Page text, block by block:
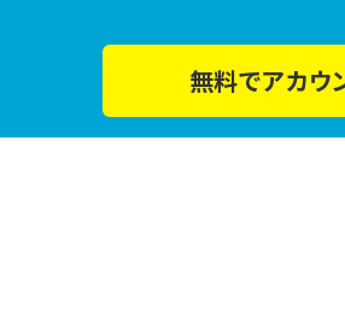
無料でアカウ